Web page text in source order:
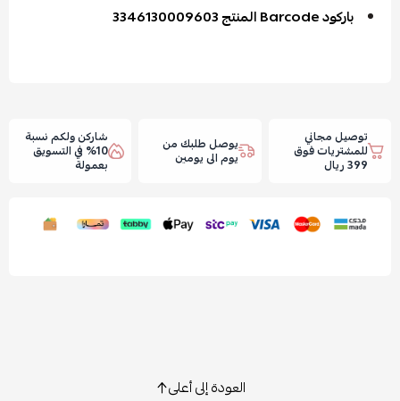
باركود Barcode المنتج 3346130009603
توصيل مجاني
للمشتريات فوق
399 ريال
يوصل طلبك من
يوم الى يومين
شاركن ولكم نسبة
10% في التسويق
بعمولة
العودة إلى أعلى